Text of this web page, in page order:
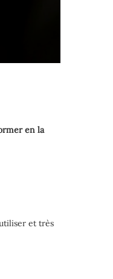
en la
et très